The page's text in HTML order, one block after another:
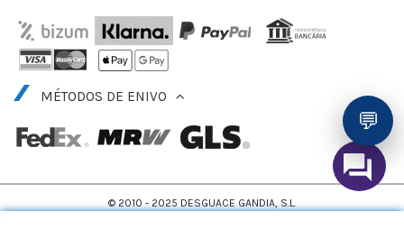
MÉTODOS DE ENIVO
💬
© 2010 - 2025 DESGUACE GANDIA, S.L.